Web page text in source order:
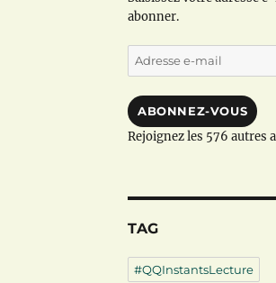
abonner.
Adresse
e-
ABONNEZ-VOUS
Rejoignez les 576 autres
TAG
#QQInstantsLecture